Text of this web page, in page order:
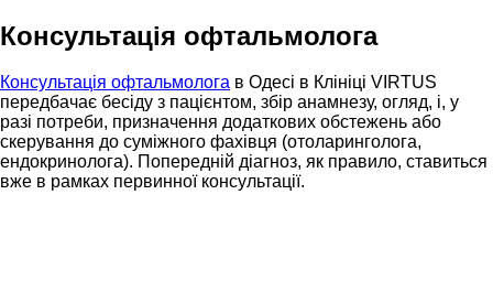
Консультація офтальмолога
Консультація офтальмолога в Одесі в Клініці VIRTUS
передбачає бесіду з пацієнтом, збір анамнезу, огляд, і, у
разі потреби, призначення додаткових обстежень або
скерування до суміжного фахівця (отоларинголога,
ендокринолога). Попередній діагноз, як правило, ставиться
вже в рамках первинної консультації.